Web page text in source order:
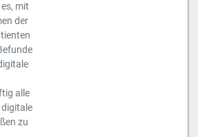
mit
der
alle
zu